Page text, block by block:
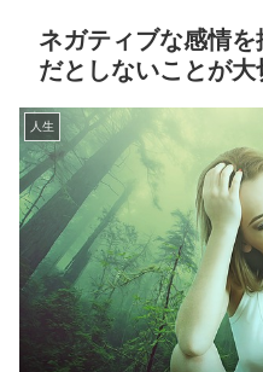
ネガティブな感情
だとしないことが大
人生